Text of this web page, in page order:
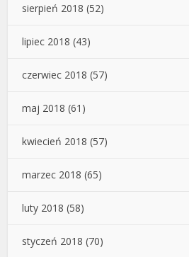
sierpień 2018 (52)
lipiec 2018 (43)
czerwiec 2018 (57)
maj 2018 (61)
kwiecień 2018 (57)
marzec 2018 (65)
luty 2018 (58)
styczeń 2018 (70)